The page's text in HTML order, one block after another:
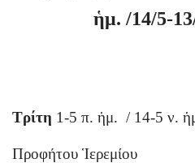
ἡμ. /14/5-
Τρίτη 1-5 π. ἡμ. / 14-5 ν.
Προφήτου Ἱερεμίου